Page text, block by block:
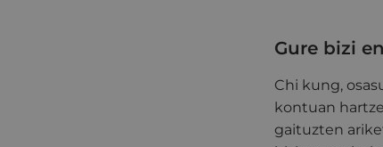
Gure bizi
Chi kung,
kontuan
gaituzten